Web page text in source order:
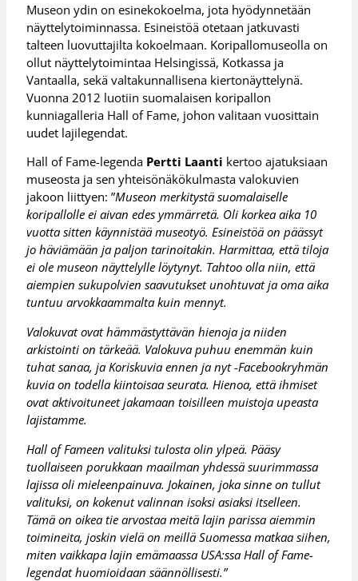
Museon ydin on esinekokoelma, jota hyödynnetään
näyttelytoiminnassa. Esineistöä otetaan jatkuvasti
talteen luovuttajilta kokoelmaan. Koripallomuseolla on
ollut näyttelytoimintaa Helsingissä, Kotkassa ja
Vantaalla, sekä valtakunnallisena kiertonäyttelynä.
Vuonna 2012 luotiin suomalaisen koripallon
kunniagalleria Hall of Fame, johon valitaan vuosittain
uudet lajilegendat.
Hall of Fame-legenda Pertti Laanti kertoo ajatuksiaan
museosta ja sen yhteisönäkökulmasta valokuvien
jakoon liittyen: ”Museon merkitystä suomalaiselle
koripallolle ei aivan edes ymmärretä. Oli korkea aika 10
vuotta sitten käynnistää museotyö. Esineistöä on päässyt
jo häviämään ja paljon tarinoitakin. Harmittaa, että tiloja
ei ole museon näyttelylle löytynyt. Tahtoo olla niin, että
aiempien sukupolvien saavutukset unohtuvat ja oma aika
tuntuu arvokkaammalta kuin mennyt.
Valokuvat ovat hämmästyttävän hienoja ja niiden
arkistointi on tärkeää. Valokuva puhuu enemmän kuin
tuhat sanaa, ja Koriskuvia ennen ja nyt -Facebookryhmän
kuvia on todella kiintoisaa seurata. Hienoa, että ihmiset
ovat aktivoituneet jakamaan toisilleen muistoja upeasta
lajistamme.
Hall of Fameen valituksi tulosta olin ylpeä. Pääsy
tuollaiseen porukkaan maailman yhdessä suurimmassa
lajissa oli mieleenpainuva. Jokainen, joka sinne on tullut
valituksi, on kokenut valinnan isoksi asiaksi itselleen.
Tämä on oikea tie arvostaa meitä lajin parissa aiemmin
toimineita, joskin vielä on meillä Suomessa matkaa siihen,
miten vaikkapa lajin emämaassa USA:ssa Hall of Fame-
legendat huomioidaan säännöllisesti.”